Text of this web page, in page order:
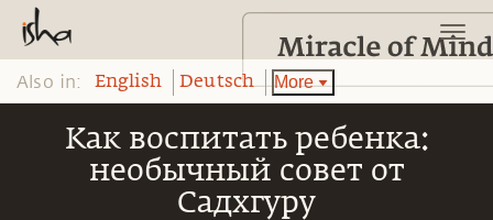
Also in: English Deutsch More
Как воспитать ребенка:
необычный совет от
Садхгуру